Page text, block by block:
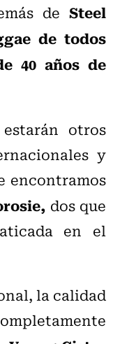
de Steel
de todos
40 años de
otros
y
encontramos
dos que
en el
la calidad